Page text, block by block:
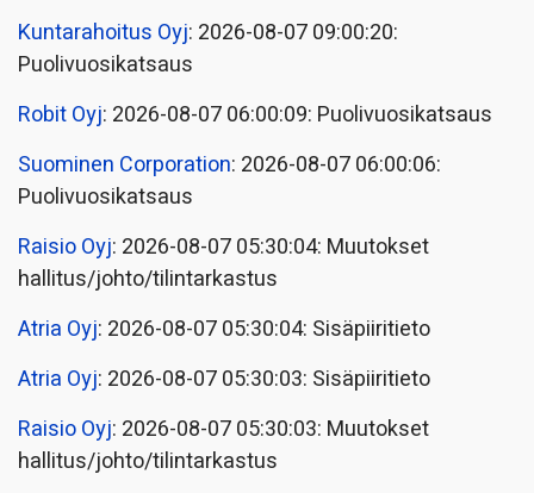
Kuntarahoitus Oyj: 2026-08-07 09:00:20:
Puolivuosikatsaus
Robit Oyj: 2026-08-07 06:00:09: Puolivuosikatsaus
Suominen Corporation: 2026-08-07 06:00:06:
Puolivuosikatsaus
Raisio Oyj: 2026-08-07 05:30:04: Muutokset
hallitus/johto/tilintarkastus
Atria Oyj: 2026-08-07 05:30:04: Sisäpiiritieto
Atria Oyj: 2026-08-07 05:30:03: Sisäpiiritieto
Raisio Oyj: 2026-08-07 05:30:03: Muutokset
hallitus/johto/tilintarkastus